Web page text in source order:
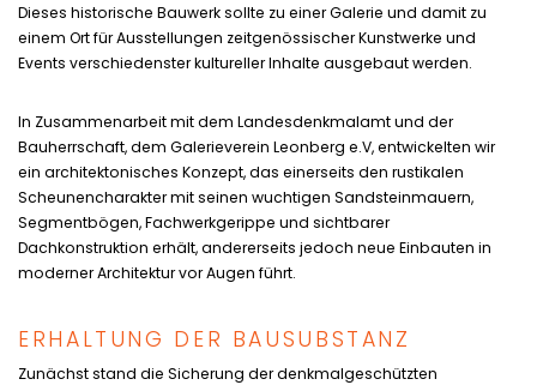
Dieses historische Bauwerk sollte zu einer Galerie und damit zu
einem Ort für Ausstellungen zeitgenössischer Kunstwerke und
Events verschiedenster kultureller Inhalte ausgebaut werden.
In Zusammenarbeit mit dem Landesdenkmalamt und der
Bauherrschaft, dem Galerieverein Leonberg e.V, entwickelten wir
ein architektonisches Konzept, das einerseits den rustikalen
Scheunencharakter mit seinen wuchtigen Sandsteinmauern,
Segmentbögen, Fachwerkgerippe und sichtbarer
Dachkonstruktion erhält, andererseits jedoch neue Einbauten in
moderner Architektur vor Augen führt.
ERHALTUNG DER BAUSUBSTANZ
Zunächst stand die Sicherung der denkmalgeschützten